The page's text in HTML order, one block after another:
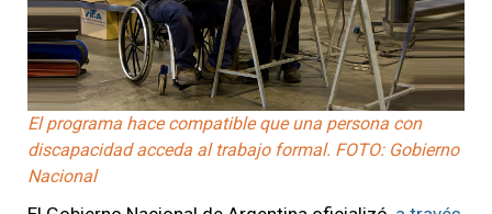
El programa hace compatible que una persona con
discapacidad acceda al trabajo formal. FOTO: Gobierno
Nacional